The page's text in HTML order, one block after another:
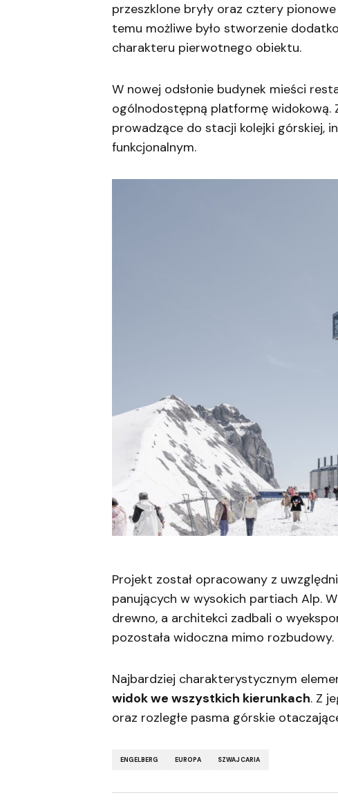
przeszklone bryły oraz cztery
temu możliwe było stworzenie
charakteru pierwotnego obiektu.
W nowej odsłonie budynek mieści
ogólnodostępną platformę widokową.
prowadzące do stacji kolejki górskiej,
funkcjonalnym.
Projekt został opracowany z
panujących w wysokich partiach Alp.
drewno, a architekci zadbali o
pozostała widoczna mimo rozbudowy.
Najbardziej charakterystycznym
widok we wszystkich kierunkach. Z
oraz rozległe pasma górskie
ENGELBERG EUROPA SZWAJCARIA